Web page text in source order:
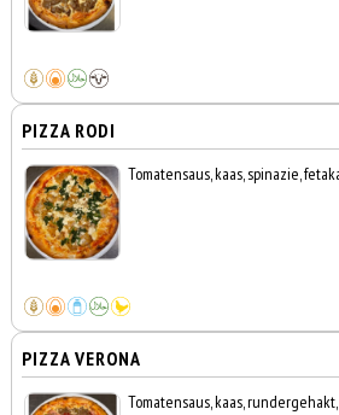
PIZZA RODI
Tomatensaus, kaas, spinazie,
PIZZA VERONA
Tomatensaus, kaas,